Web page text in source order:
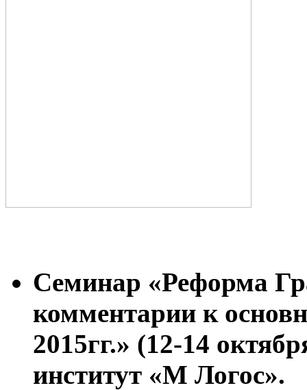
Семинар «Реформа
комментарии к
2015гг.» (12-14
институт «М Логос».